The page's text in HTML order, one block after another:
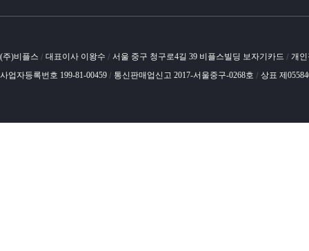
(주)비플스 / 대표이사 이왕수 / 서울 중구 청구로4길 39 비플스빌딩 보자기카드 / 개
사업자등록번호 199-81-00459 / 통신판매업신고 2017-서울중구-0268호 / 상표 제